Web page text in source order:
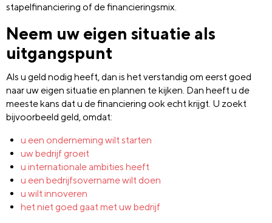
stapelfinanciering of de financieringsmix.
Neem uw eigen situatie als
uitgangspunt
Als u geld nodig heeft, dan is het verstandig om eerst goed
naar uw eigen situatie en plannen te kijken. Dan heeft u de
meeste kans dat u de financiering ook echt krijgt. U zoekt
bijvoorbeeld geld, omdat:
u een onderneming wilt starten
uw bedrijf groeit
u internationale ambities heeft
u een bedrijfsovername wilt doen
u wilt innoveren
het niet goed gaat met uw bedrijf